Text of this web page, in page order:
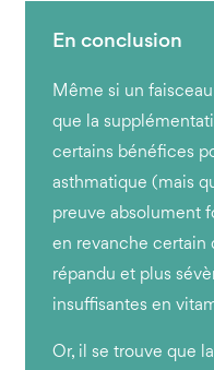
Même si un
que la
certains bénéfices
asthmatique (mais
preuve absolument
en revanche certain
répandu et plus
insuffisantes en
Or, il se trouve que